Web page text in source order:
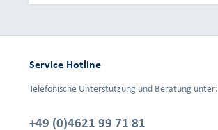
Service Hotline
Telefonische Unterstützung und Beratung unter:
+49 (0)4621 99 71 81